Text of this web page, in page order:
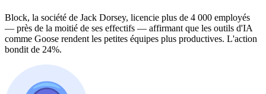
Block, la société de Jack Dorsey, licencie plus de 4 000 employés
— près de la moitié de ses effectifs — affirmant que les outils d'IA
comme Goose rendent les petites équipes plus productives. L'action
bondit de 24%.